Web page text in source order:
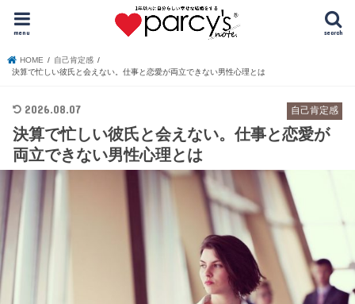
search
menu
HOME
自己肯定感
決算で忙しい彼氏と会えない。仕事と恋愛が両立できない男性心理とは
自己肯定感
2026.08.07
決算で忙しい彼氏と会えない。仕事と恋愛が
両立できない男性心理とは